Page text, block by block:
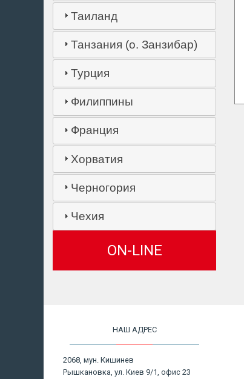
Таиланд
Танзания (о. Занзибар)
Турция
Филиппины
Франция
Хорватия
Черногория
Чехия
ON-LINE
НАШ АДРЕС
2068, мун. Кишинев
Рышкановка, ул. Киев 9/1, офис 23